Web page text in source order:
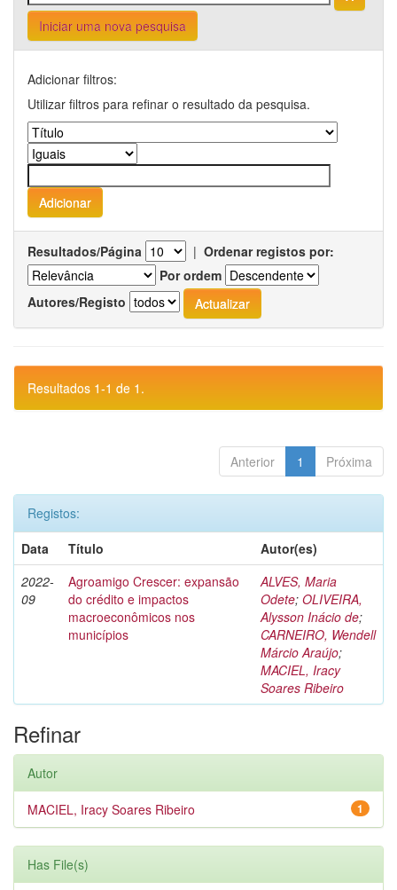
Iniciar uma nova pesquisa
Adicionar filtros:
Utilizar filtros para refinar o resultado da pesquisa.
Resultados/Página | Ordenar registos por:
Por ordem
Autores/Registo
Resultados 1-1 de 1.
Anterior 1 Próxima
Registos:
Data
Título
Autor(es)
2022-
09
Agroamigo Crescer: expansão
do crédito e impactos
macroeconômicos nos
municípios
ALVES, Maria
Odete; OLIVEIRA,
Alysson Inácio de;
CARNEIRO, Wendell
Márcio Araújo;
MACIEL, Iracy
Soares Ribeiro
Refinar
Autor
1
MACIEL, Iracy Soares Ribeiro
Has File(s)